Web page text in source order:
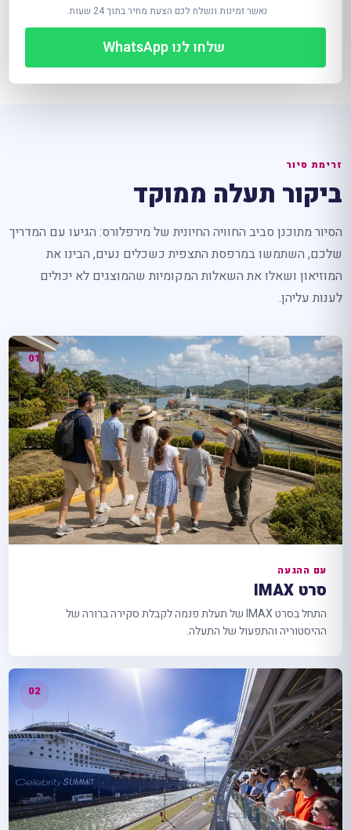
נאשר זמינות ונשלח לכם הצעת מחיר בתוך 24 שעות.
שלחו לנו WhatsApp
זרימת סיור
ביקור תעלה ממוקד
הסיור מתוכנן סביב החוויה החיונית של מירפלורס: הגיעו עם המדריך
שלכם, השתמשו במרפסת התצפית כשכלים נעים, הבינו את
המוזיאון ושאלו את השאלות המקומיות שהמוצגים לא יכולים
לענות עליהן.
עם ההגעה
סרט IMAX
התחל בסרט IMAX של תעלת פנמה לקבלת סקירה ברורה של
ההיסטוריה והתפעול של התעלה.